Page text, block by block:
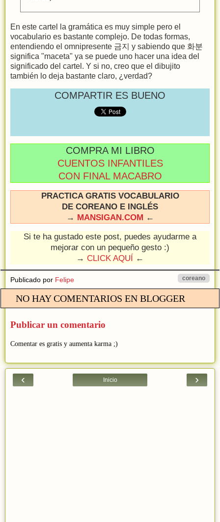
En este cartel la gramática es muy simple pero el
vocabulario es bastante complejo. De todas formas,
entendiendo el omnipresente 금지 y sabiendo que 화분
significa "maceta" ya se puede uno hacer una idea del
significado del cartel. Y si no, creo que el dibujito
también lo deja bastante claro, ¿verdad?
COMPARTIR ES BUENO
COMPRA MI LIBRO
CUENTOS INFANTILES
CON FINAL MACABRO
PRACTICA GRATIS VOCABULARIO
DE COREANO E INGLÉS
→ MANSIGAN.COM ←
Si te ha gustado este post, puedes ayudarme a
mejorar con un pequeño gesto :)
→ CLICK AQUÍ ←
Publicado por Felipe coreano
NO HAY COMENTARIOS EN BLOGGER
Publicar un comentario
Comentar es gratis y aumenta karma ;)
‹ ›
Inicio